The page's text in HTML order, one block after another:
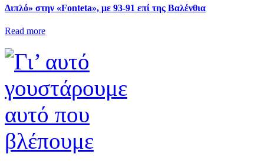
Διπλό» στην «Fonteta», με 93-91 επί της Βαλένθια
Read more